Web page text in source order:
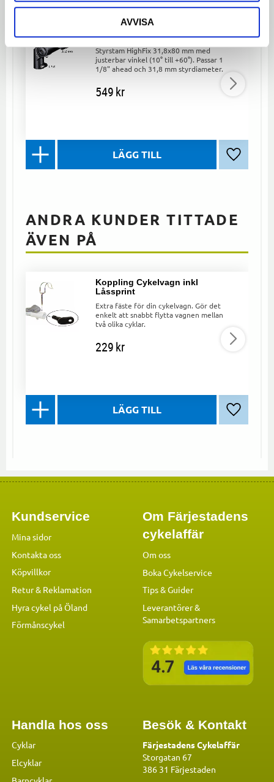
AVVISA
Styrstam HighFix Justerbar 31,8
x 80 mm
Styrstam HighFix 31,8x80 mm med
justerbar vinkel (10° till +60°). Passar 1
1/8" ahead och 31,8 mm styrdiameter.
549kr
Lägg till
ANDRA KUNDER TITTADE
ÄVEN PÅ
Koppling Cykelvagn inkl
Låssprint
Extra fäste för din cykelvagn. Gör det
enkelt att snabbt flytta vagnen mellan
två olika cyklar.
229kr
Lägg till
Kundservice
Mina sidor
Kontakta oss
Köpvillkor
Retur & Reklamation
Hyra cykel på Öland
Förmånscykel
Om Färjestadens
cykelaffär
Om oss
Boka Cykelservice
Tips & Guider
Leverantörer &
Samarbetspartners
Handla hos oss
Cyklar
Elcyklar
Besök & Kontakt
Färjestadens Cykelaffär
Storgatan 67
386 31 Färjestaden